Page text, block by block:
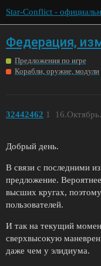
Star-Conflict -
Федерация,
Предложения по игре
Корабли, оружие, модули
32442462 1
Добрый день.
В связи с последними
предложение.
высших кругах,
пользователей.
И так на текущий
сверхвысокую
даже чем у элидиума.